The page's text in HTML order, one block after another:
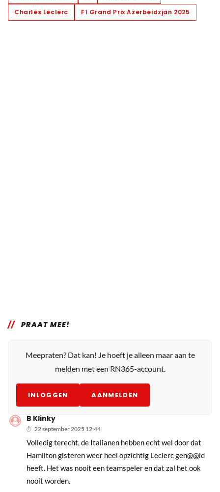
Charles Leclerc
F1 Grand Prix Azerbeidzjan 2025
PRAAT MEE!
Meepraten? Dat kan! Je hoeft je alleen maar aan te
melden met een RN365-account.
INLOGGEN AANMELDEN
B Klinky
22 september 2025 12:44
Volledig terecht, de Italianen hebben echt wel door dat
Hamilton gisteren weer heel opzichtig Leclerc gen@@id
heeft. Het was nooit een teamspeler en dat zal het ook
nooit worden.